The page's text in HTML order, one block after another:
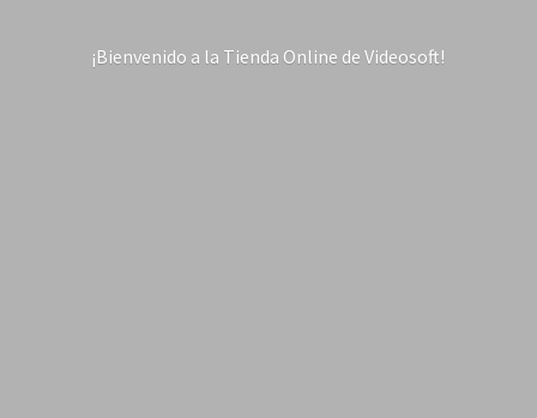
¡Bienvenido a la Tienda Online de Videosoft!